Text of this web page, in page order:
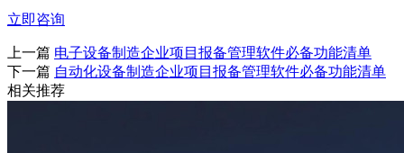
立即咨询
上一篇 电子设备制造企业项目报备管理软件必备功能清单
下一篇 自动化设备制造企业项目报备管理软件必备功能清单
相关推荐